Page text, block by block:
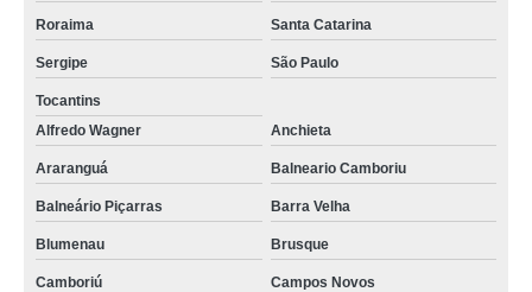
Roraima Santa Catarina
Sergipe São Paulo
Tocantins
Alfredo Wagner
Anchieta
Araranguá Balneario Camboriu
Balneário Piçarras Barra Velha
Blumenau Brusque
Camboriú Campos Novos